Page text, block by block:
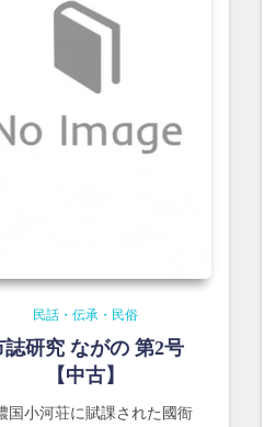
民話・伝承・民俗
誌研究 ながの 第2号
【中古】
国小河荘に賦課された國衙